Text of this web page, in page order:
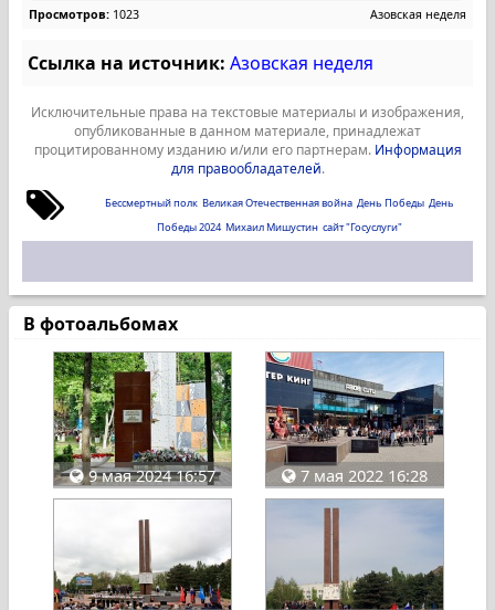
Просмотров: 1023 Азовская неделя
Ссылка на источник: Азовская неделя
Исключительные права на текстовые материалы и изображения,
опубликованные в данном материале, принадлежат
процитированному изданию и/или его партнерам. Информация
для правообладателей.
Бессмертный полк Великая Отечественная война День Победы День
Победы 2024 Михаил Мишустин сайт "Госуслуги"
В фотоальбомах
9 мая 2024 16:57 7 мая 2022 16:28